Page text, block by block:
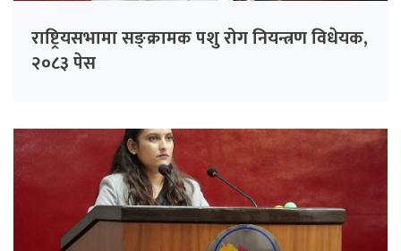
राष्ट्रियसभामा सङ्क्रामक पशु रोग नियन्त्रण विधेयक,
२०८३ पेस